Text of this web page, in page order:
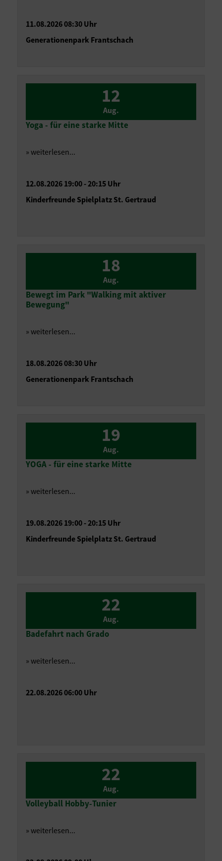
11.08.2026 08:30 Uhr
Generationenpark Frantschach
12
Aug.
Yoga - für eine starke Mitte
» weiterlesen...
12.08.2026 19:00 - 20:15 Uhr
Kinderfreunde Spielplatz St. Gertraud
18
Aug.
Bewegt im Park "Walking mit aktiver
Bewegung"
» weiterlesen...
18.08.2026 08:30 Uhr
Generationenpark Frantschach
19
Aug.
YOGA - für eine starke Mitte
» weiterlesen...
19.08.2026 19:00 - 20:15 Uhr
Kinderfreunde Spielplatz St. Gertraud
22
Aug.
Badefahrt nach Grado
» weiterlesen...
22.08.2026 06:00 Uhr
22
Aug.
Volleyball Hobby-Tunier
» weiterlesen...